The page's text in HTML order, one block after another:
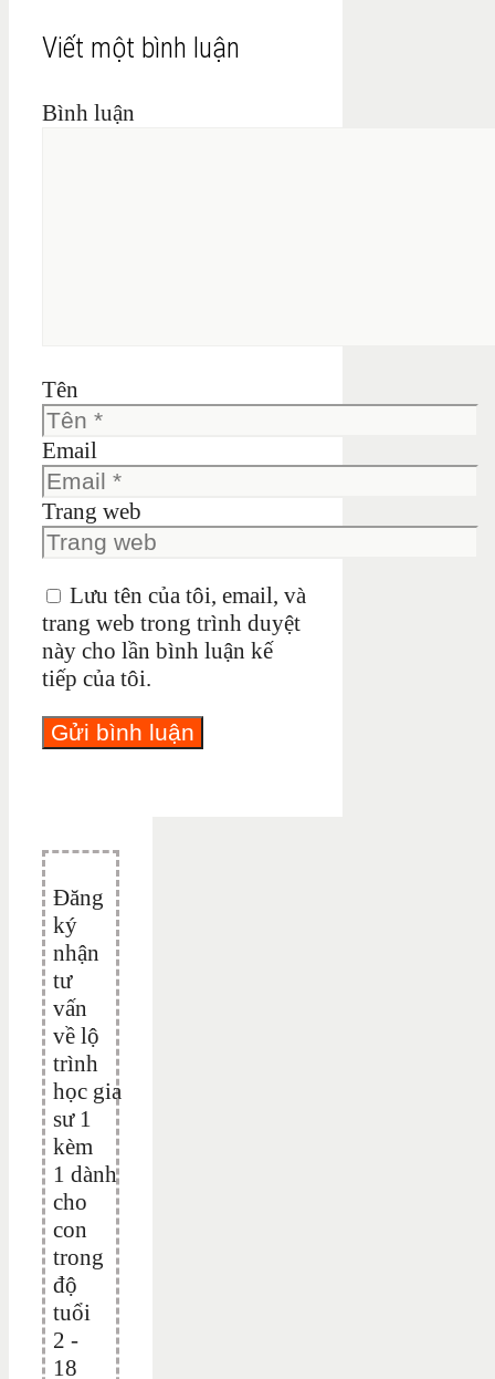
Viết một bình luận
Bình luận
Tên
Email
Trang web
Lưu tên của tôi, email, và
trang web trong trình duyệt
này cho lần bình luận kế
tiếp của tôi.
Đăng
ký
nhận
tư
vấn
về lộ
trình
học gia
sư 1
kèm
1 dành
cho
con
trong
độ
tuổi
2 -
18